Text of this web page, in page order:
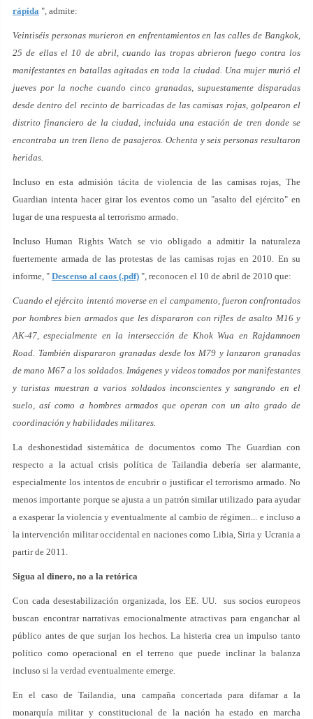
rápida ", admite:
Veintiséis personas murieron en enfrentamientos en las calles de Bangkok,
25 de ellas el 10 de abril, cuando las tropas abrieron fuego contra los
manifestantes en batallas agitadas en toda la ciudad. Una mujer murió el
jueves por la noche cuando cinco granadas, supuestamente disparadas
desde dentro del recinto de barricadas de las camisas rojas, golpearon el
distrito financiero de la ciudad, incluida una estación de tren donde se
encontraba un tren lleno de pasajeros. Ochenta y seis personas resultaron
heridas.
Incluso en esta admisión tácita de violencia de las camisas rojas, The
Guardian intenta hacer girar los eventos como un "asalto del ejército" en
lugar de una respuesta al terrorismo armado.
Incluso Human Rights Watch se vio obligado a admitir la naturaleza
fuertemente armada de las protestas de las camisas rojas en 2010. En su
informe, " Descenso al caos (.pdf) ", reconocen el 10 de abril de 2010 que:
Cuando el ejército intentó moverse en el campamento, fueron confrontados
por hombres bien armados que les dispararon con rifles de asalto M16 y
AK-47, especialmente en la intersección de Khok Wua en Rajdamnoen
Road. También dispararon granadas desde los M79 y lanzaron granadas
de mano M67 a los soldados. Imágenes y videos tomados por manifestantes
y turistas muestran a varios soldados inconscientes y sangrando en el
suelo, así como a hombres armados que operan con un alto grado de
coordinación y habilidades militares.
La deshonestidad sistemática de documentos como The Guardian con
respecto a la actual crisis política de Tailandia debería ser alarmante,
especialmente los intentos de encubrir o justificar el terrorismo armado. No
menos importante porque se ajusta a un patrón similar utilizado para ayudar
a exasperar la violencia y eventualmente al cambio de régimen... e incluso a
la intervención militar occidental en naciones como Libia, Siria y Ucrania a
partir de 2011.
Sigua al dinero, no a la retórica
Con cada desestabilización organizada, los EE. UU. sus socios europeos
buscan encontrar narrativas emocionalmente atractivas para enganchar al
público antes de que surjan los hechos. La histeria crea un impulso tanto
político como operacional en el terreno que puede inclinar la balanza
incluso si la verdad eventualmente emerge.
En el caso de Tailandia, una campaña concertada para difamar a la
monarquía militar y constitucional de la nación ha estado en marcha